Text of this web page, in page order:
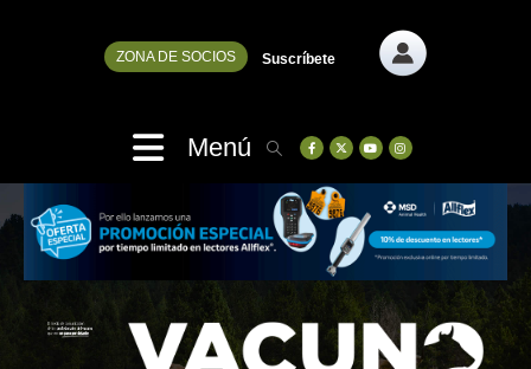
ZONA DE SOCIOS Suscríbete
Menú